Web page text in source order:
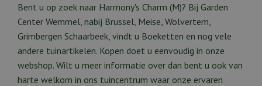
Bent u op zoek naar Harmony's Charm (M)? Bij Garden
Center Wemmel, nabij Brussel, Meise, Wolvertem,
Grimbergen Schaarbeek, vindt u Boeketten en nog vele
andere tuinartikelen. Kopen doet u eenvoudig in onze
webshop. Wilt u meer informatie over dan bent u ook van
harte welkom in ons tuincentrum waar onze ervaren